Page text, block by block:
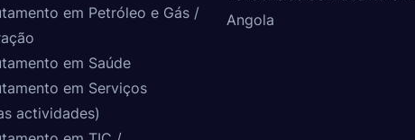
em Petróleo e Gás /
em Saúde
em Serviços
actividades)
Angola